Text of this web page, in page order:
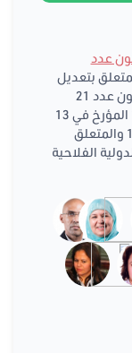
عدد
بتعديل
أحكام القانون عدد 21
لسنة 1995 المؤرخ في 13
فيفري 1995 والمتعلق
الفلاحية